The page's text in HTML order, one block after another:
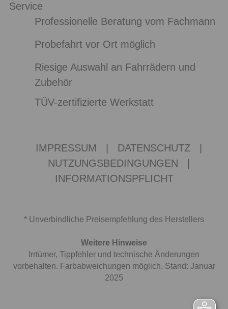
Service
Professionelle Beratung vom Fachmann
Probefahrt vor Ort möglich
Riesige Auswahl an Fahrrädern und
Zubehör
TÜV-zertifizierte Werkstatt
IMPRESSUM DATENSCHUTZ
NUTZUNGSBEDINGUNGEN
INFORMATIONSPFLICHT
* Unverbindliche Preisempfehlung des Herstellers
Weitere Hinweise
Irrtümer, Tippfehler und technische Änderungen
vorbehalten. Farbabweichungen möglich. Stand: Januar
2025